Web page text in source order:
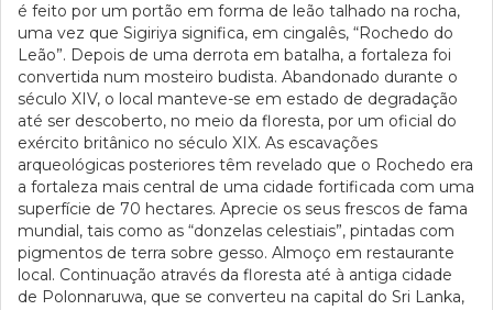
é feito por um portão em forma de leão talhado na rocha,
uma vez que Sigiriya significa, em cingalês, “Rochedo do
Leão”. Depois de uma derrota em batalha, a fortaleza foi
convertida num mosteiro budista. Abandonado durante o
século XIV, o local manteve-se em estado de degradação
até ser descoberto, no meio da floresta, por um oficial do
exército britânico no século XIX. As escavações
arqueológicas posteriores têm revelado que o Rochedo era
a fortaleza mais central de uma cidade fortificada com uma
superfície de 70 hectares. Aprecie os seus frescos de fama
mundial, tais como as “donzelas celestiais”, pintadas com
pigmentos de terra sobre gesso. Almoço em restaurante
local. Continuação através da floresta até à antiga cidade
de Polonnaruwa, que se converteu na capital do Sri Lanka,